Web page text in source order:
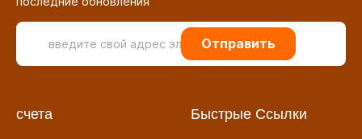
Отправить
счета Быстрые Ссылки